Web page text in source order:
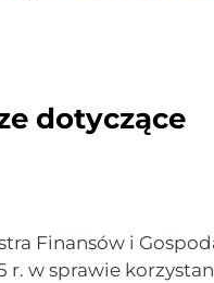
dotyczące
Finansów i
r. w sprawie